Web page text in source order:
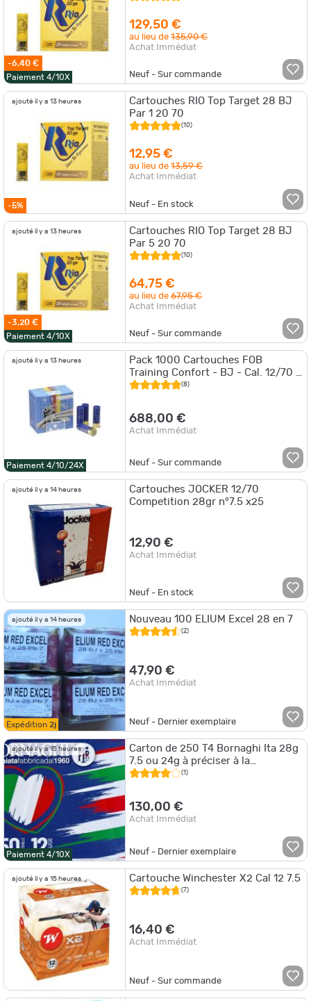
-6,40 €
Paiement 4/10X
129,50 €
au lieu de135,90 €
Achat Immédiat
Neuf - Sur commande
ajouté il y a 13 heures
-5%
Cartouches RIO Top Target 28 BJ
Par 1 20 70
(10)
12,95 €
au lieu de13,59 €
Achat Immédiat
Neuf - En stock
ajouté il y a 13 heures
-3,20 €
Paiement 4/10X
Cartouches RIO Top Target 28 BJ
Par 5 20 70
(10)
64,75 €
au lieu de67,95 €
Achat Immédiat
Neuf - Sur commande
ajouté il y a 13 heures
Paiement 4/10/24X
Pack 1000 Cartouches FOB
Training Confort - BJ - Cal. 12/70 -
28 g / 7.5
(8)
688,00 €
Achat Immédiat
Neuf - Sur commande
ajouté il y a 14 heures
Cartouches JOCKER 12/70
Competition 28gr n°7.5 x25
12,90 €
Achat Immédiat
Neuf - En stock
ajouté il y a 14 heures
Expédition 2j
Nouveau 100 ELIUM Excel 28 en 7
(2)
47,90 €
Achat Immédiat
Neuf - Dernier exemplaire
ajouté il y a 15 heures
Paiement 4/10X
Carton de 250 T4 Bornaghi Ita 28g
7.5 ou 24g à préciser à la
commande(1)
130,00 €
Achat Immédiat
Neuf - Dernier exemplaire
ajouté il y a 15 heures Cartouche Winchester X2 Cal 12 7.5
(7)
16,40 €
Achat Immédiat
Neuf - Sur commande